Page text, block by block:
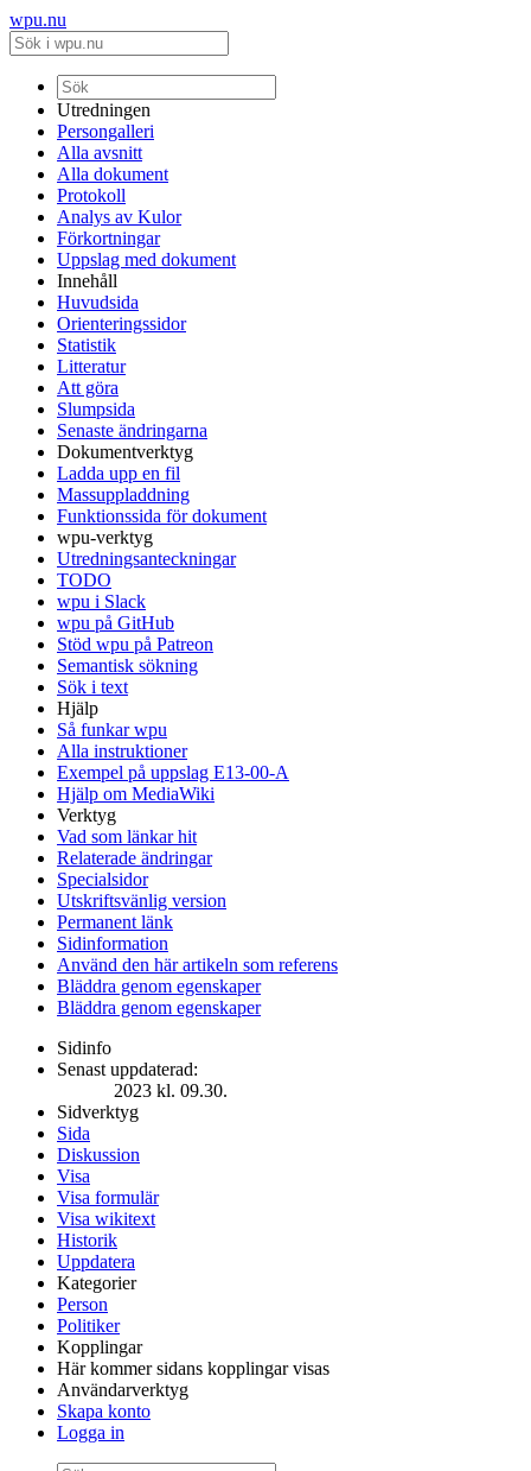
wpu.nu
Utredningen
Persongalleri
Alla avsnitt
Alla dokument
Protokoll
Analys av Kulor
Förkortningar
Uppslag med dokument
Innehåll
Huvudsida
Orienteringssidor
Statistik
Litteratur
Att göra
Slumpsida
Senaste ändringarna
Dokumentverktyg
Ladda upp en fil
Massuppladdning
Funktionssida för dokument
wpu-verktyg
Utredningsanteckningar
TODO
wpu i Slack
wpu på GitHub
Stöd wpu på Patreon
Semantisk sökning
Sök i text
Hjälp
Så funkar wpu
Alla instruktioner
Exempel på uppslag E13-00-A
Hjälp om MediaWiki
Verktyg
Vad som länkar hit
Relaterade ändringar
Specialsidor
Utskriftsvänlig version
Permanent länk
Sidinformation
Använd den här artikeln som referens
Bläddra genom egenskaper
Bläddra genom egenskaper
Sidinfo
Senast uppdaterad:
2023 kl. 09.30.
Sidverktyg
Sida
Diskussion
Visa
Visa formulär
Visa wikitext
Historik
Uppdatera
Kategorier
Person
Politiker
Kopplingar
Här kommer sidans kopplingar visas
Användarverktyg
Skapa konto
Logga in